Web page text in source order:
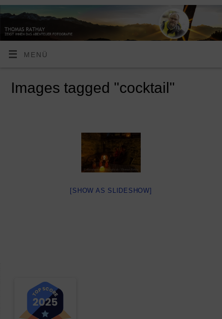
MENÜ
Images tagged "cocktail"
[SHOW AS SLIDESHOW]